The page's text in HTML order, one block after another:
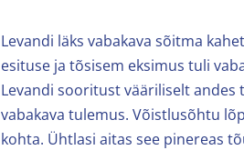
Levandi läks vabakava sõitma
esituse ja tõsisem eksimus tuli
Levandi sooritust vääriliselt andes
vabakava tulemus. Võistlusõhtu
kohta. Ühtlasi aitas see pinereas